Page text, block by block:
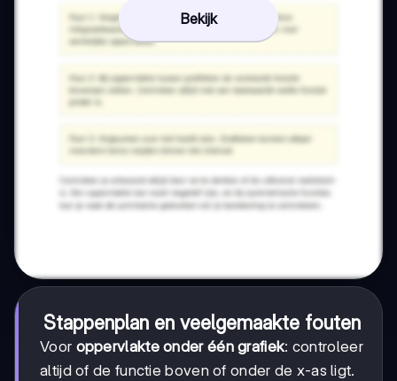
Bekijk
Stappenplan en veelgemaakte fouten
Voor oppervlakte onder één grafiek: controleer
altijd of de functie boven of onder de x-as ligt.